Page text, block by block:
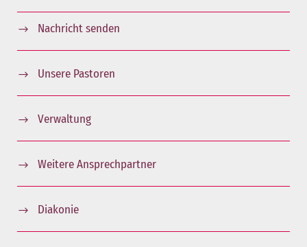
Nachricht senden
Unsere Pastoren
Verwaltung
Weitere Ansprechpartner
Diakonie